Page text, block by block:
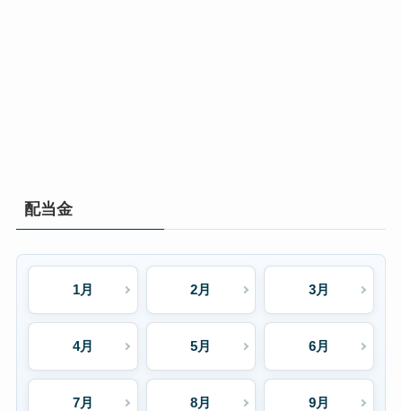
配当金
1月 2月 3月
4月 5月 6月
7月 8月 9月